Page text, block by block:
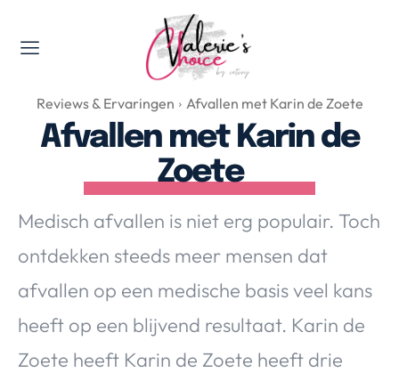
Valerie's Topics
Travel & Culture
Food & Drinks
Happyness & Opmerkelijk
Lifestyle, Sport & Duurzaamheid
Gadgets & Tech
Top 5 van Valerie
Health & Beauty
Nieuws & Media
Reviews & Ervaringen Afvallen met Karin de Zoete
Afvallen met Karin de
Zoete
Medisch afvallen is niet erg populair. Toch
ontdekken steeds meer mensen dat
afvallen op een medische basis veel kans
heeft op een blijvend resultaat. Karin de
Zoete heeft Karin de Zoete heeft drie